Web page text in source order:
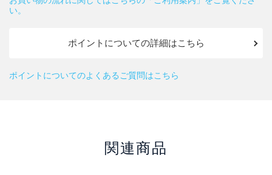
い。
ポイントについての詳細はこちら
ポイントについてのよくあるご質問はこちら
関連商品